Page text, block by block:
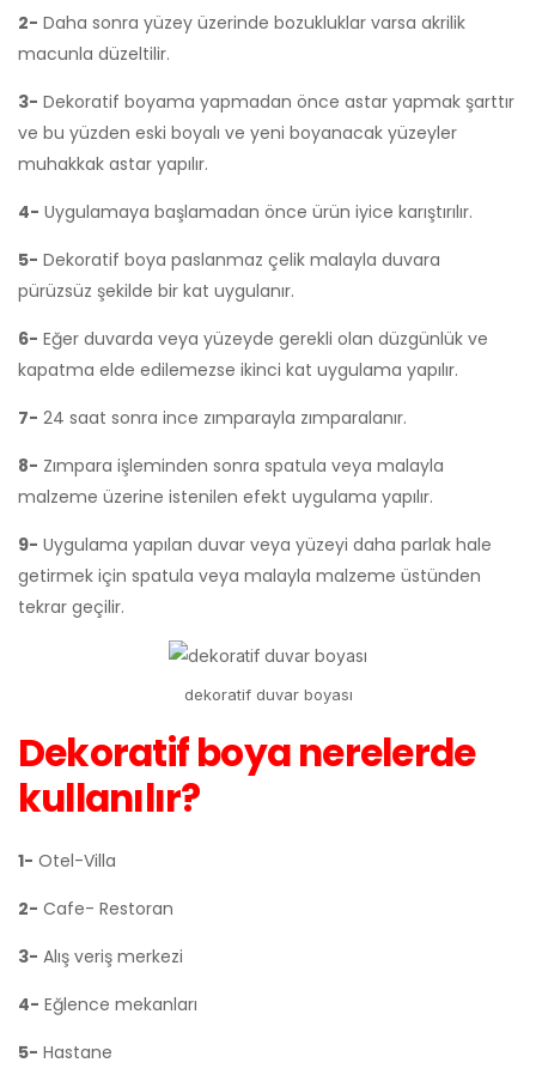
2- Daha sonra yüzey üzerinde bozukluklar varsa akrilik
macunla düzeltilir.
3- Dekoratif boyama yapmadan önce astar yapmak şarttır
ve bu yüzden eski boyalı ve yeni boyanacak yüzeyler
muhakkak astar yapılır.
4- Uygulamaya başlamadan önce ürün iyice karıştırılır.
5- Dekoratif boya paslanmaz çelik malayla duvara
pürüzsüz şekilde bir kat uygulanır.
6- Eğer duvarda veya yüzeyde gerekli olan düzgünlük ve
kapatma elde edilemezse ikinci kat uygulama yapılır.
7- 24 saat sonra ince zımparayla zımparalanır.
8- Zımpara işleminden sonra spatula veya malayla
malzeme üzerine istenilen efekt uygulama yapılır.
9- Uygulama yapılan duvar veya yüzeyi daha parlak hale
getirmek için spatula veya malayla malzeme üstünden
tekrar geçilir.
dekoratif duvar boyası
Dekoratif boya nerelerde
kullanılır?
1- Otel-Villa
2- Cafe- Restoran
3- Alış veriş merkezi
4- Eğlence mekanları
5- Hastane